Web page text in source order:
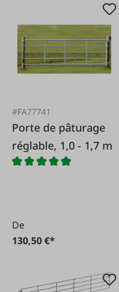
#FA77741
Porte de pâturage
réglable, 1,0 - 1,7 m
De
130,50 €*